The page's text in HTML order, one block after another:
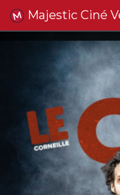
Majestic Ciné